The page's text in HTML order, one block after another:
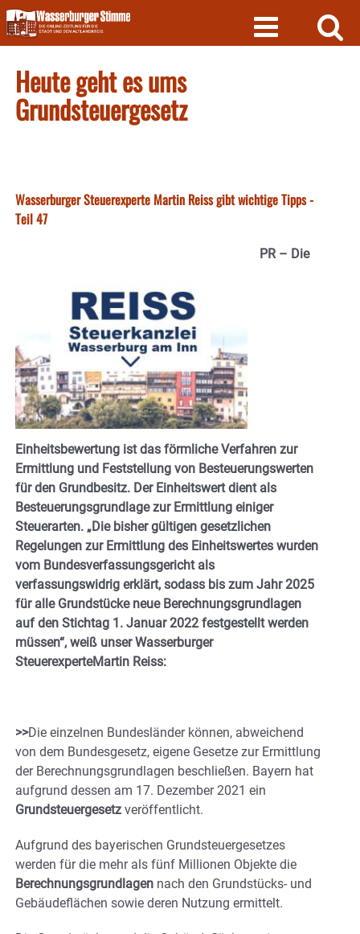
Skip
to
content
Heute geht es ums
Grundsteuergesetz
Wasserburger Steuerexperte Martin Reiss gibt wichtige Tipps -
Teil 47
PR – Die
Einheitsbewertung ist das förmliche Verfahren zur
Ermittlung und Feststellung von Besteuerungswerten
für den Grundbesitz. Der Einheitswert dient als
Besteuerungsgrundlage zur Ermittlung einiger
Steuerarten. „Die bisher gültigen gesetzlichen
Regelungen zur Ermittlung des Einheitswertes wurden
vom Bundesverfassungsgericht als
verfassungswidrig erklärt, sodass bis zum Jahr 2025
für alle Grundstücke neue Berechnungsgrundlagen
auf den Stichtag 1. Januar 2022 festgestellt werden
müssen“, weiß unser Wasserburger
SteuerexperteMartin Reiss:
>>Die einzelnen Bundesländer können, abweichend
von dem Bundesgesetz, eigene Gesetze zur Ermittlung
der Berechnungsgrundlagen beschließen. Bayern hat
aufgrund dessen am 17. Dezember 2021 ein
Grundsteuergesetz veröffentlicht.
Aufgrund des bayerischen Grundsteuergesetzes
werden für die mehr als fünf Millionen Objekte die
Berechnungsgrundlagen nach den Grundstücks- und
Gebäudeflächen sowie deren Nutzung ermittelt.